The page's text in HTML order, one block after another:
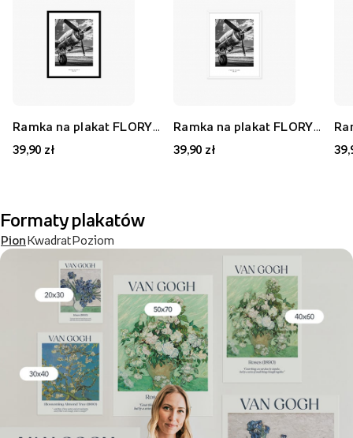
39,90 zł
39,90 zł
Formaty plakatów
PionKwadratPoziom